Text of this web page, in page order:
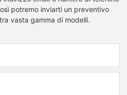
potremo inviarti un preventivo
vasta gamma di modelli.